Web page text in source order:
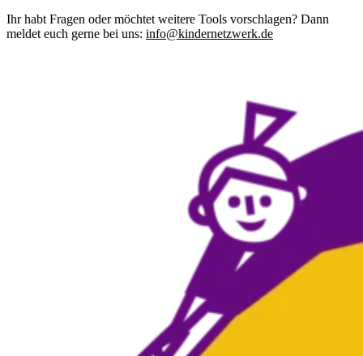
Ihr habt Fragen oder möchtet weitere Tools vorschlagen? Dann
meldet euch gerne bei uns: info@kindernetzwerk.de